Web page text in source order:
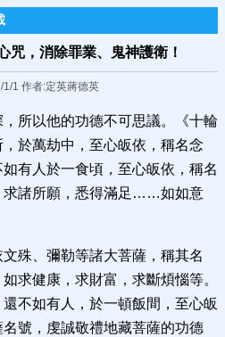
咒，消除罪業、鬼神護衛！
1/1 作者:定英蔣德英
所以他的功德不可思議。《十輪
於萬劫中，至心皈依，稱名念
有人於一食頃，至心皈依，稱名
求諸所願，悉得滿足……如如意
殊、彌勒等諸大菩薩，稱其名
求健康，求財富，求斷煩惱等。
不如有人，於一頓飯間，至心皈
號，虔誠敬禮地藏菩薩的功德